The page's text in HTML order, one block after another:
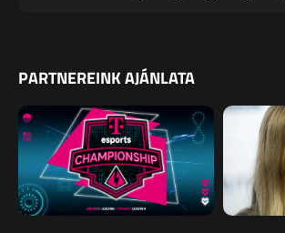
PARTNEREINK AJÁNLATA